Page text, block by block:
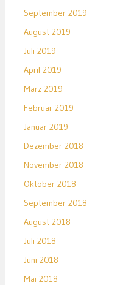
September 2019
August 2019
Juli 2019
April 2019
März 2019
Februar 2019
Januar 2019
Dezember 2018
November 2018
Oktober 2018
September 2018
August 2018
Juli 2018
Juni 2018
Mai 2018